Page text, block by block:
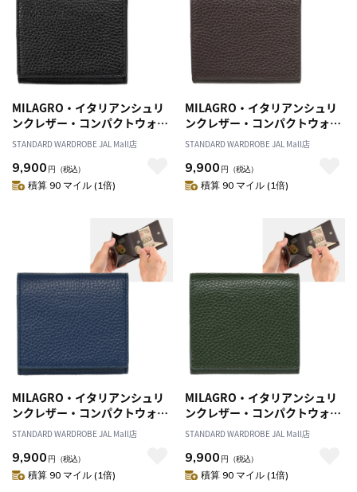
MILAGRO・イタリアンシュリ
ンクレザー・コンパクトウォレ
ット・ブラック
STANDARD WARDROBE JAL Mall店
9,900 円 （税込）
積算 90 マイル (1倍)
MILAGRO・イタリアンシュリ
ンクレザー・コンパクトウォレ
ット・ダークブラウン
STANDARD WARDROBE JAL Mall店
9,900 円 （税込）
積算 90 マイル (1倍)
MILAGRO・イタリアンシュリ
ンクレザー・コンパクトウォレ
ット・ネイビー
STANDARD WARDROBE JAL Mall店
9,900 円 （税込）
積算 90 マイル (1倍)
MILAGRO・イタリアンシュリ
ンクレザー・コンパクトウォレ
ット・オリーブ
STANDARD WARDROBE JAL Mall店
9,900 円 （税込）
積算 90 マイル (1倍)